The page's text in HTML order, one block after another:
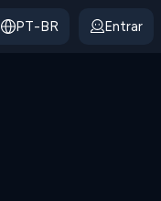
PT-BR Entrar